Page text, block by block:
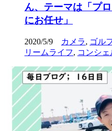
ん、テーマは「プ
にお任せ」
2020/5/9 カメラ, ゴル
リームライフ, コンシェ